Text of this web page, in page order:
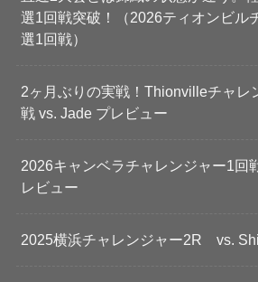
選1回戦突破！（2026ティオンビル
選1回戦）
2ヶ月ぶりの実戦！Thionvilleチャレ
戦 vs. Jade プレビュー
2026キャンベラチャレンジャー1回
レビュー
2025横浜チャレンジャー2R vs.